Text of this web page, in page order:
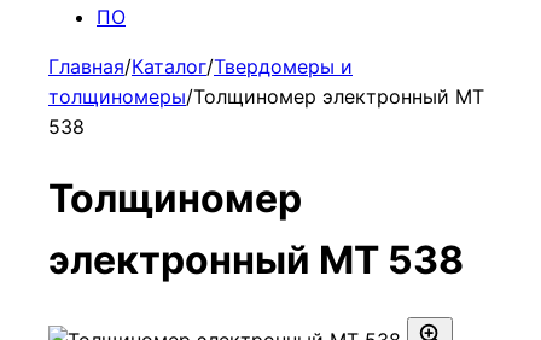
ПО
Главная/Каталог/Твердомеры и
толщиномеры/Толщиномер электронный МТ
538
Толщиномер
электронный МТ 538